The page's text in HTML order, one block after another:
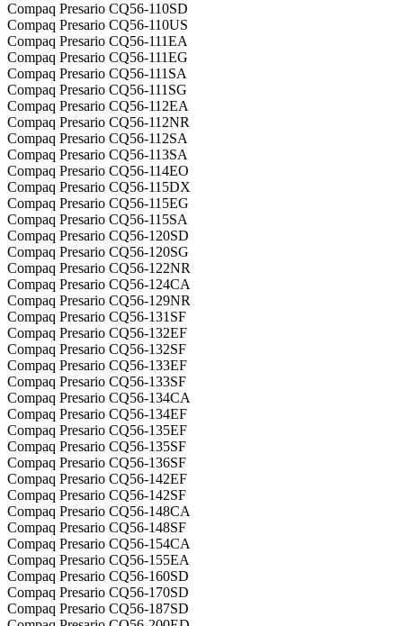
Compaq Presario CQ56-110SD
Compaq Presario CQ56-110US
Compaq Presario CQ56-111EA
Compaq Presario CQ56-111EG
Compaq Presario CQ56-111SA
Compaq Presario CQ56-111SG
Compaq Presario CQ56-112EA
Compaq Presario CQ56-112NR
Compaq Presario CQ56-112SA
Compaq Presario CQ56-113SA
Compaq Presario CQ56-114EO
Compaq Presario CQ56-115DX
Compaq Presario CQ56-115EG
Compaq Presario CQ56-115SA
Compaq Presario CQ56-120SD
Compaq Presario CQ56-120SG
Compaq Presario CQ56-122NR
Compaq Presario CQ56-124CA
Compaq Presario CQ56-129NR
Compaq Presario CQ56-131SF
Compaq Presario CQ56-132EF
Compaq Presario CQ56-132SF
Compaq Presario CQ56-133EF
Compaq Presario CQ56-133SF
Compaq Presario CQ56-134CA
Compaq Presario CQ56-134EF
Compaq Presario CQ56-135EF
Compaq Presario CQ56-135SF
Compaq Presario CQ56-136SF
Compaq Presario CQ56-142EF
Compaq Presario CQ56-142SF
Compaq Presario CQ56-148CA
Compaq Presario CQ56-148SF
Compaq Presario CQ56-154CA
Compaq Presario CQ56-155EA
Compaq Presario CQ56-160SD
Compaq Presario CQ56-170SD
Compaq Presario CQ56-187SD